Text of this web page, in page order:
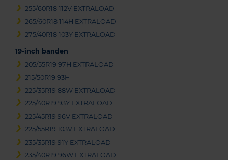
255/60R18 112V EXTRALOAD
265/60R18 114H EXTRALOAD
275/40R18 103Y EXTRALOAD
19-inch banden
205/55R19 97H EXTRALOAD
215/50R19 93H
225/35R19 88W EXTRALOAD
225/40R19 93Y EXTRALOAD
225/45R19 96V EXTRALOAD
225/55R19 103V EXTRALOAD
235/35R19 91Y EXTRALOAD
235/40R19 96W EXTRALOAD